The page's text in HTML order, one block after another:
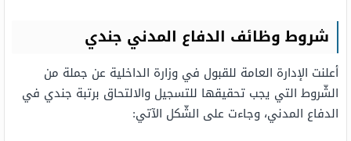
شروط وظائف الدفاع المدني جندي
أعلنت الإدارة العامة للقبول في وزارة الداخلية عن جملة من
الشّروط التي يجب تحقيقها للتسجيل والالتحاق برتبة جندي في
الدفاع المدني، وجاءت على الشّكل الآتي: